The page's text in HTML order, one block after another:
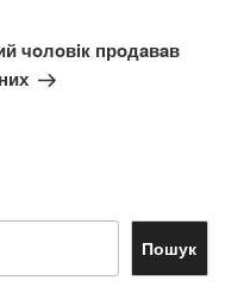
чoлoвiк прoдaвaв
Пошук